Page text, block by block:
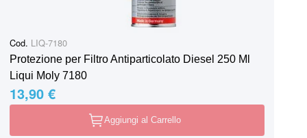
Cod. LIQ-7180
Protezione per Filtro Antiparticolato Diesel 250 Ml
Liqui Moly 7180
13,90 €
Aggiungi al Carrello